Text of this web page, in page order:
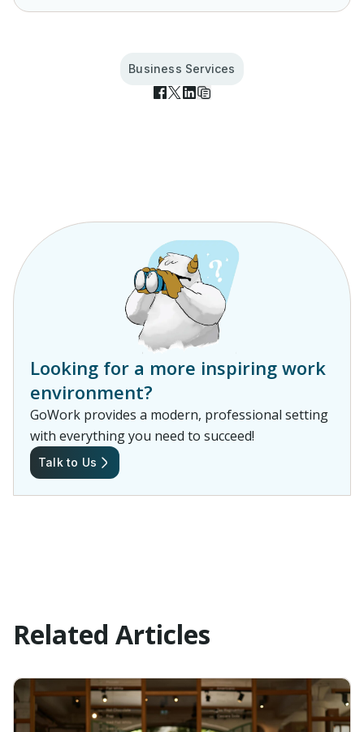
Business Services
Looking for a more inspiring work
environment?
GoWork provides a modern, professional setting
with everything you need to succeed!
Talk to Us
Related Articles